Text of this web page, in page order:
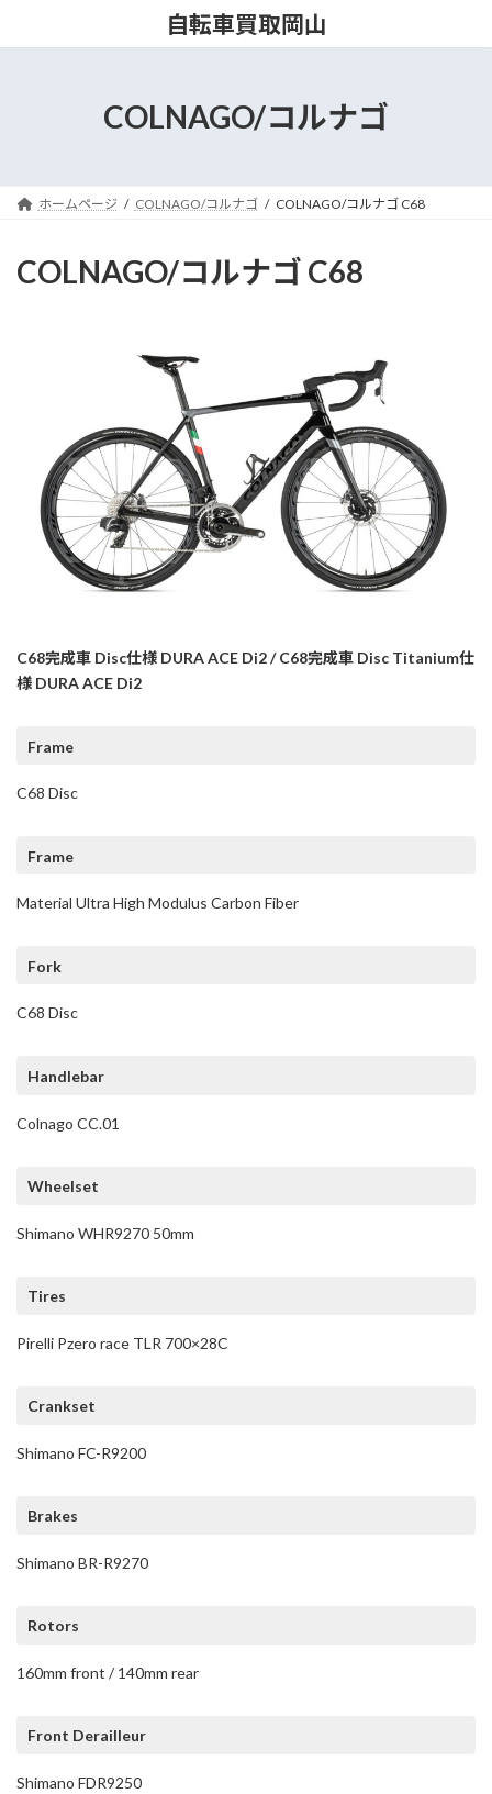
ッ
移
自転車買取岡山
COLNAGO/コルナゴ
ホームページ COLNAGO/コルナゴ COLNAGO/コルナゴ C68
COLNAGO/コルナゴ C68
C68完成車 Disc仕様 DURA ACE Di2 / C68完成車 Disc Titanium仕
様 DURA ACE Di2
Frame
C68 Disc
Frame
Material Ultra High Modulus Carbon Fiber
Fork
C68 Disc
Handlebar
Colnago CC.01
Wheelset
Shimano WHR9270 50mm
Tires
Pirelli Pzero race TLR 700×28C
Crankset
Shimano FC-R9200
Brakes
Shimano BR-R9270
Rotors
160mm front / 140mm rear
Front Derailleur
Shimano FDR9250